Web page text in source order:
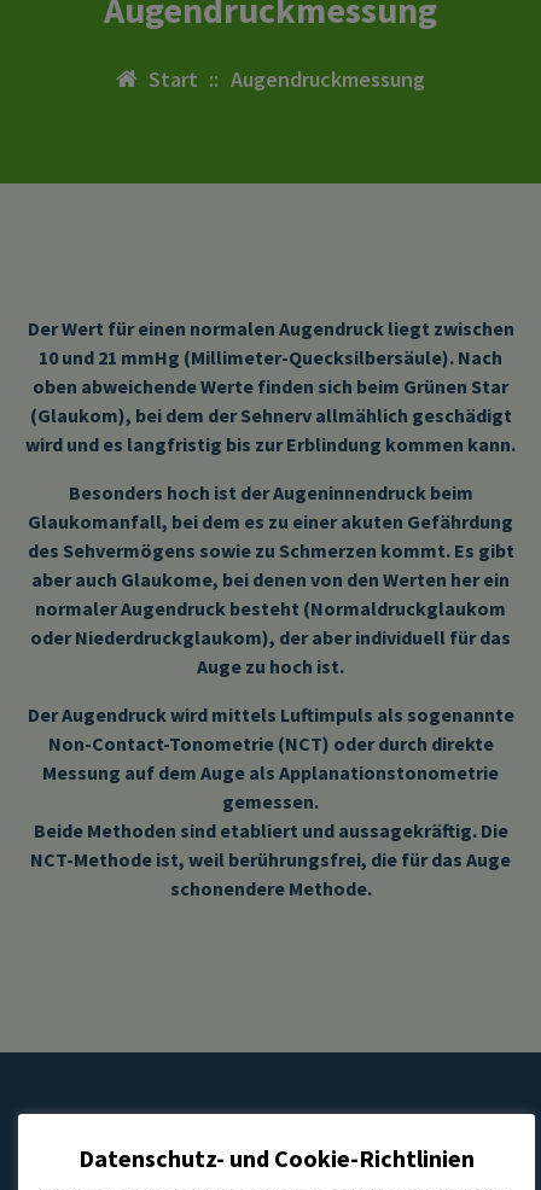
Augendruckmessung
Start :: Augendruckmessung
Der Wert für einen normalen Augendruck liegt zwischen
10 und 21 mmHg (Millimeter-Quecksilbersäule). Nach
oben abweichende Werte finden sich beim Grünen Star
(Glaukom), bei dem der Sehnerv allmählich geschädigt
wird und es langfristig bis zur Erblindung kommen kann.
Besonders hoch ist der Augeninnendruck beim
Glaukomanfall, bei dem es zu einer akuten Gefährdung
des Sehvermögens sowie zu Schmerzen kommt. Es gibt
aber auch Glaukome, bei denen von den Werten her ein
normaler Augendruck besteht (Normaldruckglaukom
oder Niederdruckglaukom), der aber individuell für das
Auge zu hoch ist.
Der Augendruck wird mittels Luftimpuls als sogenannte
Non-Contact-Tonometrie (NCT) oder durch direkte
Messung auf dem Auge als Applanationstonometrie
gemessen.
Beide Methoden sind etabliert und aussagekräftig. Die
NCT-Methode ist, weil berührungsfrei, die für das Auge
schonendere Methode.
Datenschutz- und Cookie-Richtlinien